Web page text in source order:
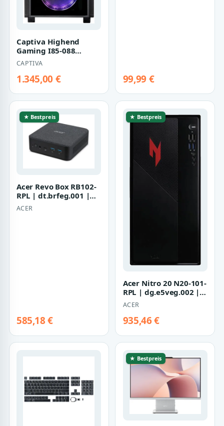
Captiva Highend
Gaming I85-088
(Schwarz)
CAPTIVA
1.345,00 € 99,99 €
★ Bestpreis
Acer Revo Box RB102-
RPL | dt.brfeg.001 |
Barebone - Mini-PC
ACER
585,18 €
★ Bestpreis
Acer Nitro 20 N20-101-
RPL | dg.e5veg.002 |
Tower - Core 5 210H /
2.2 G…
ACER
935,46 €
★ Bestpreis